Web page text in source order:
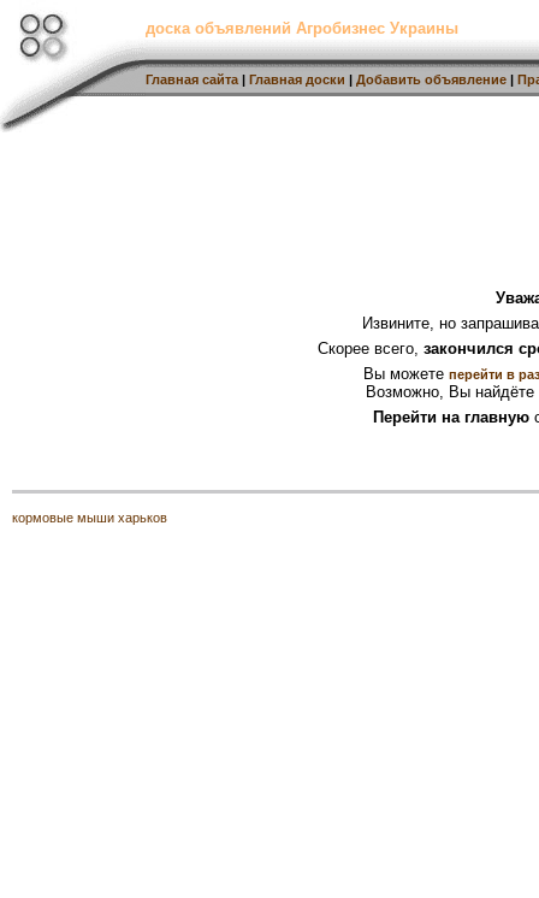
доска объявлений Агробизнес Украины
Главная сайта | Главная доски | Добавить объявление |
Извините, но
Скорее всего, закончился
Вы можете перейти в
Возможно, Вы найдёте
Перейти на главную
кормовые мыши харьков